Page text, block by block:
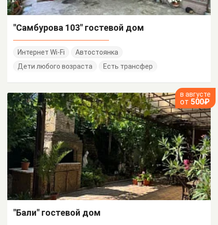
"Самбурова 103" гостевой дом
Интернет Wi-Fi
Автостоянка
Дети любого возраста
Есть трансфер
в августе
от 500₽
"Бали" гостевой дом